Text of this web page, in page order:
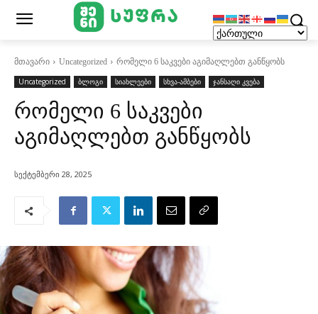
მთავარი Uncategorized
რომელი 6 საკვები აგიმაღლებთ განწყობს
Uncategorized
ბლოგი სიახლეები სხვა-ამბები ჯანსაღი კვება
რომელი 6 საკვები
აგიმაღლებთ განწყობს
სექტემბერი 28, 2025